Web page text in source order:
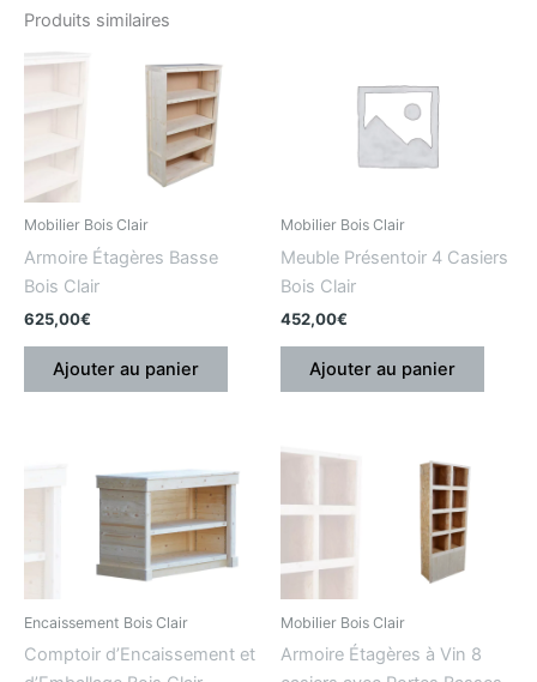
Produits similaires
Mobilier Bois Clair
Armoire Étagères Basse
Bois Clair
625,00€
Ajouter au panier
Mobilier Bois Clair
Meuble Présentoir 4 Casiers
Bois Clair
452,00€
Ajouter au panier
Encaissement Bois Clair
Comptoir d’Encaissement et
Mobilier Bois Clair
Armoire Étagères à Vin 8